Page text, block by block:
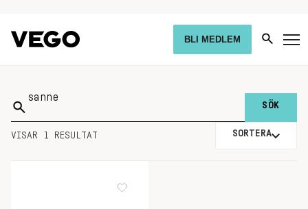
BLI MEDLEM
Sök
på:
VISAR 1 RESULTAT SORTERA